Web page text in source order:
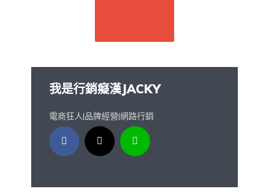
我是行銷癡漢JACKY
電商狂人|品牌經營|網路行銷